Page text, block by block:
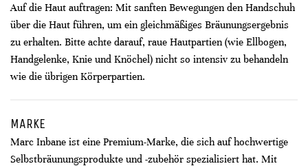
Auf die Haut auftragen: Mit sanften Bewegungen den Handschuh
über die Haut führen, um ein gleichmäßiges Bräunungsergebnis
zu erhalten. Bitte achte darauf, raue Hautpartien (wie Ellbogen,
Handgelenke, Knie und Knöchel) nicht so intensiv zu behandeln
wie die übrigen Körperpartien.
MARKE
Marc Inbane ist eine Premium-Marke, die sich auf hochwertige
Selbstbräunungsprodukte und -zubehör spezialisiert hat. Mit